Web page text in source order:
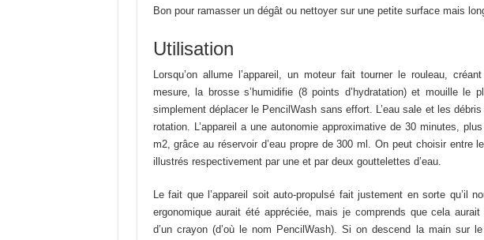
Bon pour ramasser un dégât ou nettoyer sur une petite surface mais
Utilisation
Lorsqu’on allume l’appareil, un moteur fait tourner le rouleau,
mesure, la brosse s’humidifie (8 points d’hydratation) et mouille le
simplement déplacer le PencilWash sans effort. L’eau sale et les
rotation. L’appareil a une autonomie approximative de 30 minutes,
m2, grâce au réservoir d’eau propre de 300 ml. On peut choisir entre
illustrés respectivement par une et par deux gouttelettes d’eau.
Le fait que l’appareil soit auto-propulsé fait justement en sorte qu’il
ergonomique aurait été appréciée, mais je comprends que cela
d’un crayon (d’où le nom PencilWash). Si on descend la main sur